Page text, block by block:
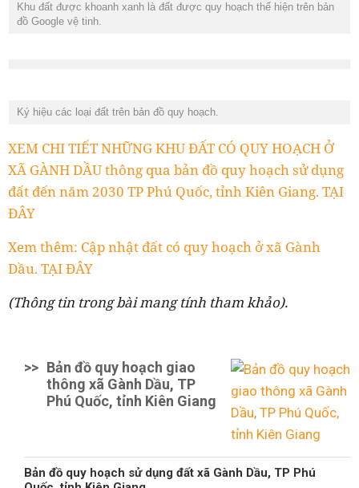
Khu đất được khoanh xanh là đất được quy hoạch thể hiện trên bản
đồ Google vệ tinh.
Ký hiệu các loại đất trên bản đồ quy hoạch.
XEM CHI TIẾT NHỮNG KHU ĐẤT CÓ QUY HOẠCH Ở
XÃ GÀNH DẦU thông qua bản đồ quy hoạch sử dụng
đất đến năm 2030 TP Phú Quốc, tỉnh Kiên Giang. TẠI
ĐÂY
Xem thêm: Cập nhật đất có quy hoạch ở xã Gành
Dầu. TẠI ĐÂY
(Thông tin trong bài mang tính tham khảo).
>> Bản đồ quy hoạch giao
thông xã Gành Dầu, TP
Phú Quốc, tỉnh Kiên Giang
Bản đồ quy hoạch sử dụng đất xã Gành Dầu, TP Phú